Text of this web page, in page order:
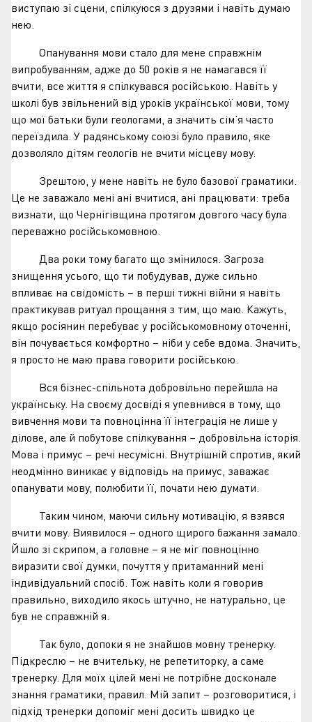
виступаю зі сцени, спілкуюся з друзями і навіть думаю
нею.
Опанування мови стало для мене справжнім
випробуванням, адже до 50 років я не намагався її
вчити, все життя я спілкувався російською. Навіть у
школі був звільнений від уроків української мови, тому
що мої батьки були геологами, а значить сім’я часто
переїздила. У радянському союзі було правило, яке
дозволяло дітям геологів не вчити місцеву мову.
Зрештою, у мене навіть не було базової граматики.
Це не заважало мені ані вчитися, ані працювати: треба
визнати, що Чернігівщина протягом довгого часу була
переважно російськомовною.
Два роки тому багато що змінилося. Загроза
знищення усього, що ти побудував, дуже сильно
впливає на свідомість – в перші тижні війни я навіть
практикував ритуал прощання з тим, що маю. Кажуть,
якщо росіянин перебуває у російськомовному оточенні,
він почувається комфортно – ніби у себе вдома. Значить,
я просто не маю права говорити російською.
Вся бізнес-спільнота добровільно перейшла на
українську. На своєму досвіді я упевнився в тому, що
вивчення мови та повноцінна її інтеграція не лише у
ділове, але й побутове спілкування – добровільна історія.
Мова і примус – речі несумісні. Внутрішній спротив, який
неодмінно виникає у відповідь на примус, заважає
опанувати мову, полюбити її, почати нею думати.
Таким чином, маючи сильну мотивацію, я взявся
вчити мову. Виявилося – одного щирого бажання замало.
Йшло зі скрипом, а головне – я не міг повноцінно
виразити свої думки, почуття у притаманний мені
індивідуальний спосіб. Тож навіть коли я говорив
правильно, виходило якось штучно, не натурально, це
був не справжній я.
Так було, допоки я не знайшов мовну тренерку.
Підкреслю – не вчительку, не репетиторку, а саме
тренерку. Для моїх цілей мені не потрібне досконале
знання граматики, правил. Мій запит – розговоритися, і
підхід тренерки допоміг мені досить швидко це